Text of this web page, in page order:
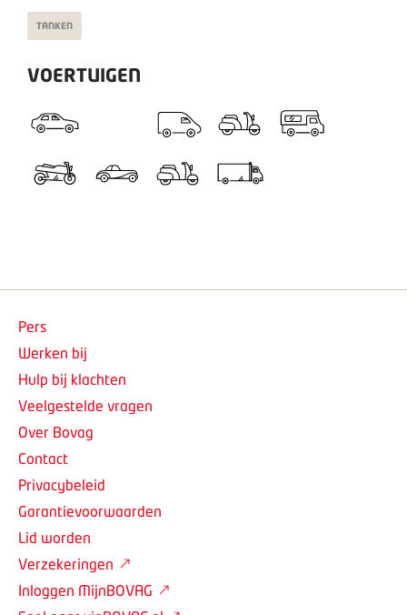
TANKEN
VOERTUIGEN
Pers
Werken bij
Hulp bij klachten
Veelgestelde vragen
Over Bovag
Contact
Privacybeleid
Garantievoorwaarden
Lid worden
Verzekeringen
Inloggen MijnBOVAG